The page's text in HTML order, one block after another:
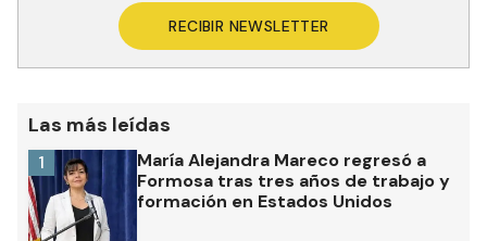
RECIBIR NEWSLETTER
Las más leídas
María Alejandra Mareco regresó a
Formosa tras tres años de trabajo y
formación en Estados Unidos
1